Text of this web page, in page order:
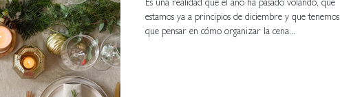
Es una realidad que el año ha pasado volando, que
estamos ya a principios de diciembre y que tenemos
que pensar en cómo organizar la cena...